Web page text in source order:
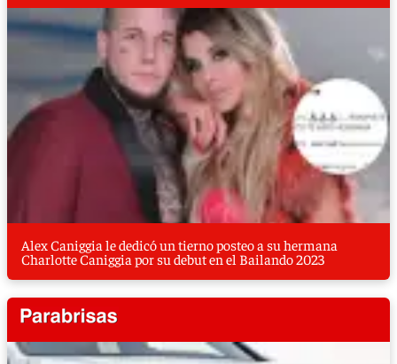
Alex Caniggia le dedicó un tierno posteo a su hermana
Charlotte Caniggia por su debut en el Bailando 2023